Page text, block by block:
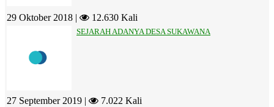
29 Oktober 2018 | 12.630 Kali
SEJARAH ADANYA DESA SUKAWANA
27 September 2019 | 7.022 Kali